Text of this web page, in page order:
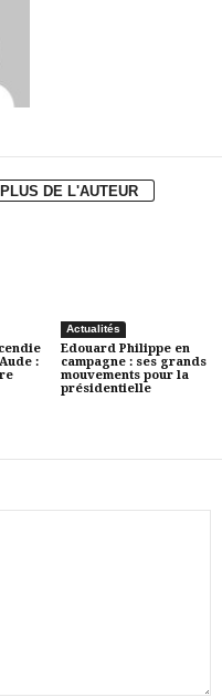
PLUS DE L'AUTEUR
:
Actualités
Edouard Philippe en
campagne : ses grands
mouvements pour la
présidentielle